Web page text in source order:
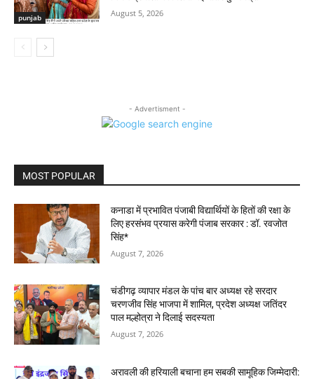
punjab August 5, 2026
- Advertisment -
MOST POPULAR
कनाडा में प्रभावित पंजाबी विद्यार्थियों के हितों की रक्षा के
लिए हरसंभव प्रयास करेगी पंजाब सरकार : डॉ. रवजोत
सिंह*
August 7, 2026
चंडीगढ़ व्यापार मंडल के पांच बार अध्यक्ष रहे सरदार
चरणजीव सिंह भाजपा में शामिल, प्रदेश अध्यक्ष जतिंदर
पाल मल्होत्रा ने दिलाई सदस्यता
August 7, 2026
अरावली की हरियाली बचाना हम सबकी सामूहिक जिम्मेदारी: